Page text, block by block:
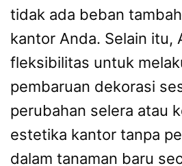
tidak ada beban
kantor Anda. Selain itu,
fleksibilitas untuk
pembaruan dekorasi
perubahan selera atau
estetika kantor tanpa
dalam tanaman baru